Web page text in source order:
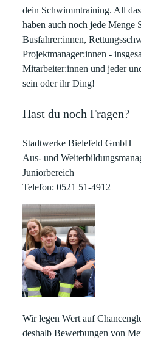
dein Schwimmtraining. All
haben auch noch jede Menge
Busfahrer:innen,
Projektmanager:innen -
Mitarbeiter:innen und jeder
sein oder ihr Ding!
Hast du noch Fragen?
Stadtwerke Bielefeld GmbH
Aus- und
Juniorbereich
Telefon: 0521 51-4912
Wir legen Wert auf
deshalb Bewerbungen von